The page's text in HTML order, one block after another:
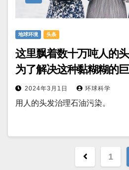
地球环境 头条
这里飘着数十万吨人的
为了解决这种黏糊糊的
2024年3月1日 环球科学
用人的头发治理石油污染。
文
1